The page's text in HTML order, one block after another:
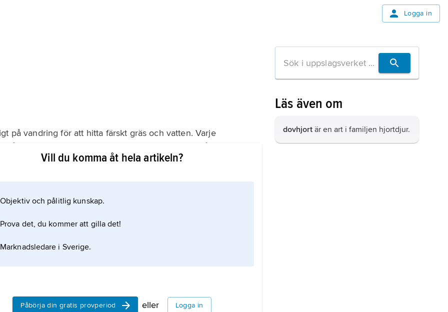
Logga in
på vandring för att hitta färskt gräs och vatten. Varje
Serengetislätten i Tanzania. De vandrar i en båge
kan man se enorma hjordar med hundratusentals
Vill du komma åt hela artikeln?
Objektiv och pålitlig kunskap.
Prova det, du kommer att gilla det!
Marknadsledare i Sverige.
Påbörja din gratis provperiod eller Logga in
Läs även om
dovhjort är en art i familjen hjortdjur.